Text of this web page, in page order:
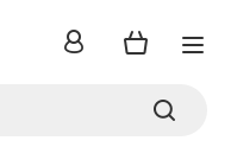
inloggen